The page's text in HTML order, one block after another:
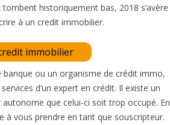
historiquement bas, 2018 s’avère
à un credit immobilier.
immobilier
ou un organisme de crédit immo,
d’un expert en crédit. Il existe un
que celui-ci soit trop occupé. En
à vous prendre en tant que souscripteur.